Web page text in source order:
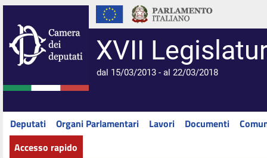
XVII
dal 15/03/2013 - al 22/03/2018
Deputati Organi Parlamentari Lavori Documenti
Accesso rapido